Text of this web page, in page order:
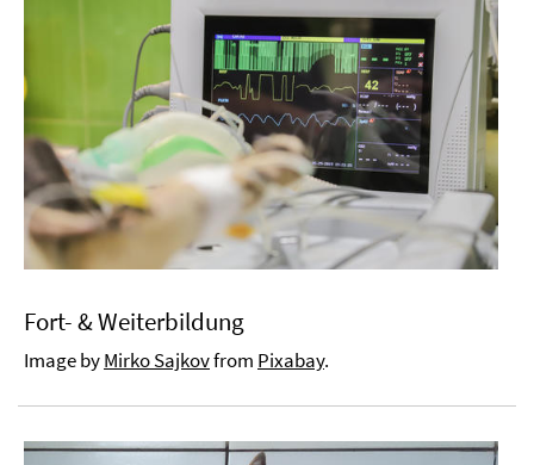
Fort- & Weiterbildung
Image byMirko Sajkovfrom Pixabay.